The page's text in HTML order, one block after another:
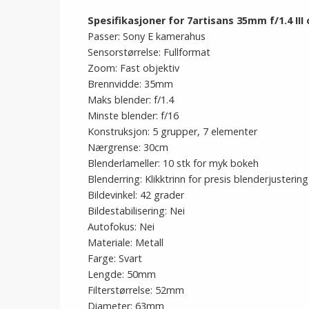
Spesifikasjoner for 7artisans 35mm f/1.4 III
Passer: Sony E kamerahus
Sensorstørrelse: Fullformat
Zoom: Fast objektiv
Brennvidde: 35mm
Maks blender: f/1.4
Minste blender: f/16
Konstruksjon: 5 grupper, 7 elementer
Nærgrense: 30cm
Blenderlameller: 10 stk for myk bokeh
Blenderring: Klikktrinn for presis blenderjustering
Bildevinkel: 42 grader
Bildestabilisering: Nei
Autofokus: Nei
Materiale: Metall
Farge: Svart
Lengde: 50mm
Filterstørrelse: 52mm
Diameter: 63mm